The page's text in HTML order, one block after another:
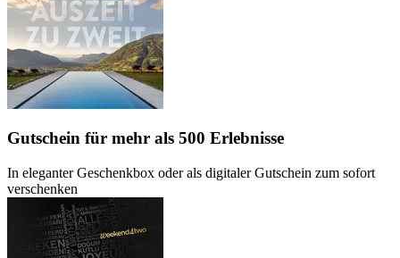
Gutschein für mehr als 500 Erlebnisse
In eleganter Geschenkbox oder als digitaler Gutschein zum sofort
verschenken